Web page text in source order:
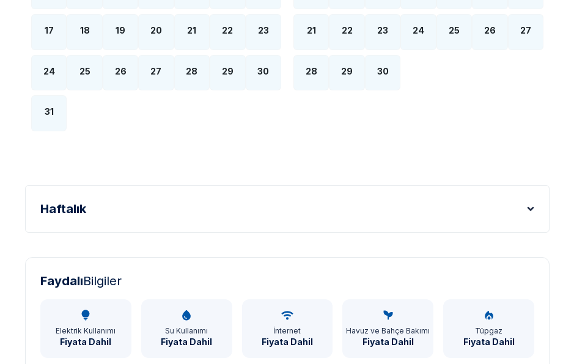
17 18 19 20 21 22 23
24 25 26 27 28 29 30
31
21 22 23 24 25 26 27
28 29 30
Haftalık
FaydalıBilgiler
Elektrik Kullanımı
Fiyata Dahil
Su Kullanımı
Fiyata Dahil
İnternet
Fiyata Dahil
Havuz ve Bahçe Bakımı
Fiyata Dahil
Tüpgaz
Fiyata Dahil